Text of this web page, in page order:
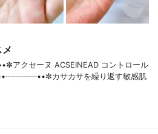
セーヌ ACSEINEAD コントロール
カサカサを繰り返す敏感肌